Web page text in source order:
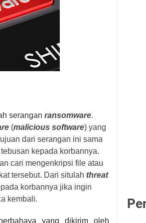
serangan ransomware.
(malicious software) yang
dari serangan ini sama
kepada korbannya.
cari mengenkripsi file atau
tersebut. Dari situlah threat
korbannya jika ingin
kembali.
yang dikirim oleh